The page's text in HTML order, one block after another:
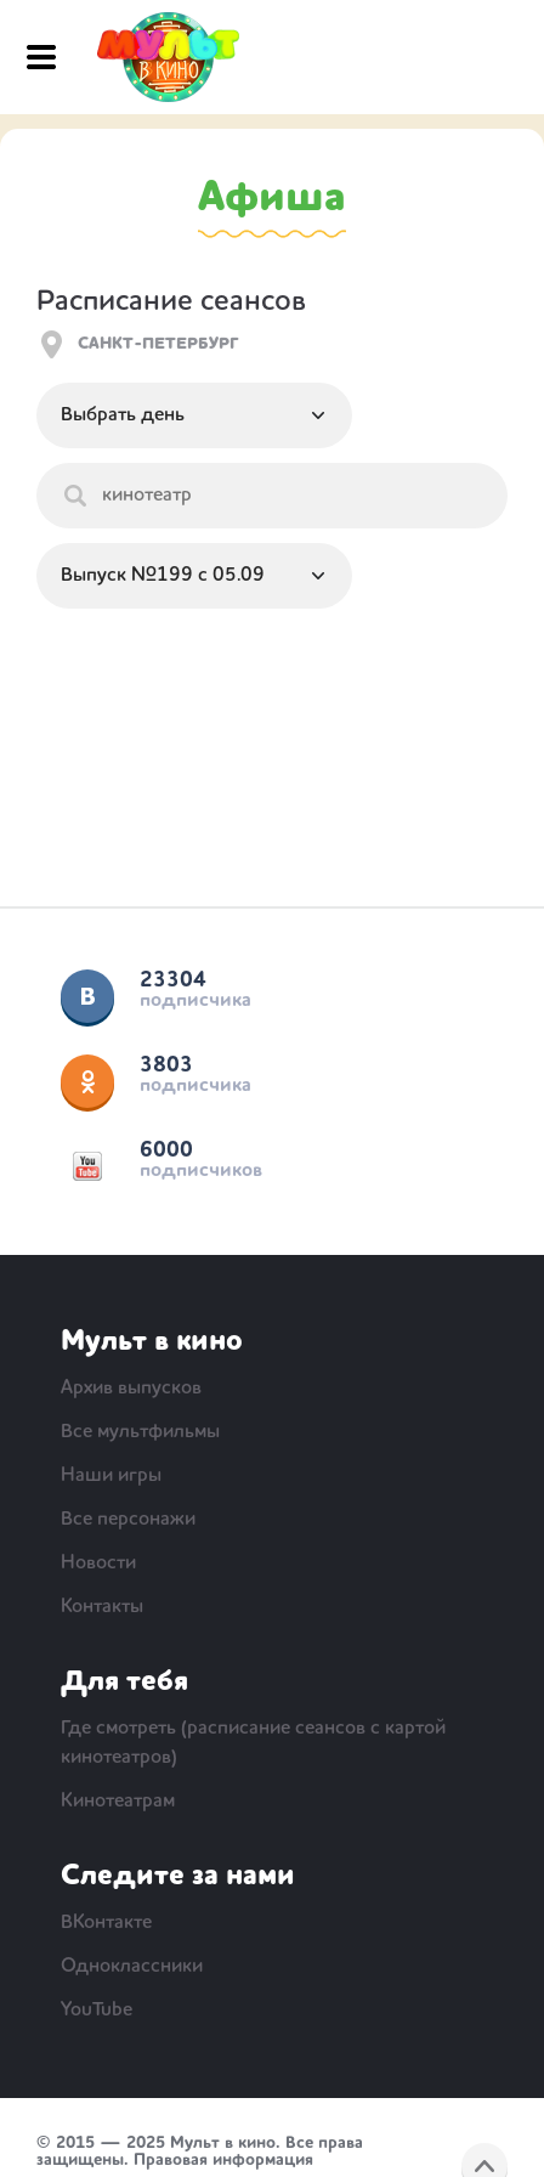
Афиша
Расписание сеансов
23304
подписчика
3803
подписчика
6000
подписчиков
Мульт в кино
Архив выпусков
Все мультфильмы
Наши игры
Все персонажи
Новости
Контакты
Для тебя
Где смотреть (расписание сеансов с картой
кинотеатров)
Кинотеатрам
Следите за нами
ВКонтакте
Одноклассники
YouTube
© 2015 — 2025 Мульт в кино. Все права
защищены. Правовая информация